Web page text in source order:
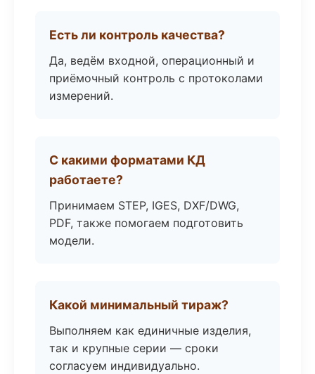
Есть ли контроль качества?
Да, ведём входной, операционный и
приёмочный контроль с протоколами
измерений.
С какими форматами КД
работаете?
Принимаем STEP, IGES, DXF/DWG,
PDF, также помогаем подготовить
модели.
Какой минимальный тираж?
Выполняем как единичные изделия,
так и крупные серии — сроки
согласуем индивидуально.